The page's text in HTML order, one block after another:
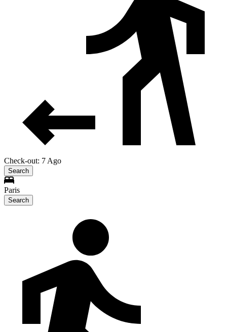
Check-out: 7 Ago
Search
Paris
Search